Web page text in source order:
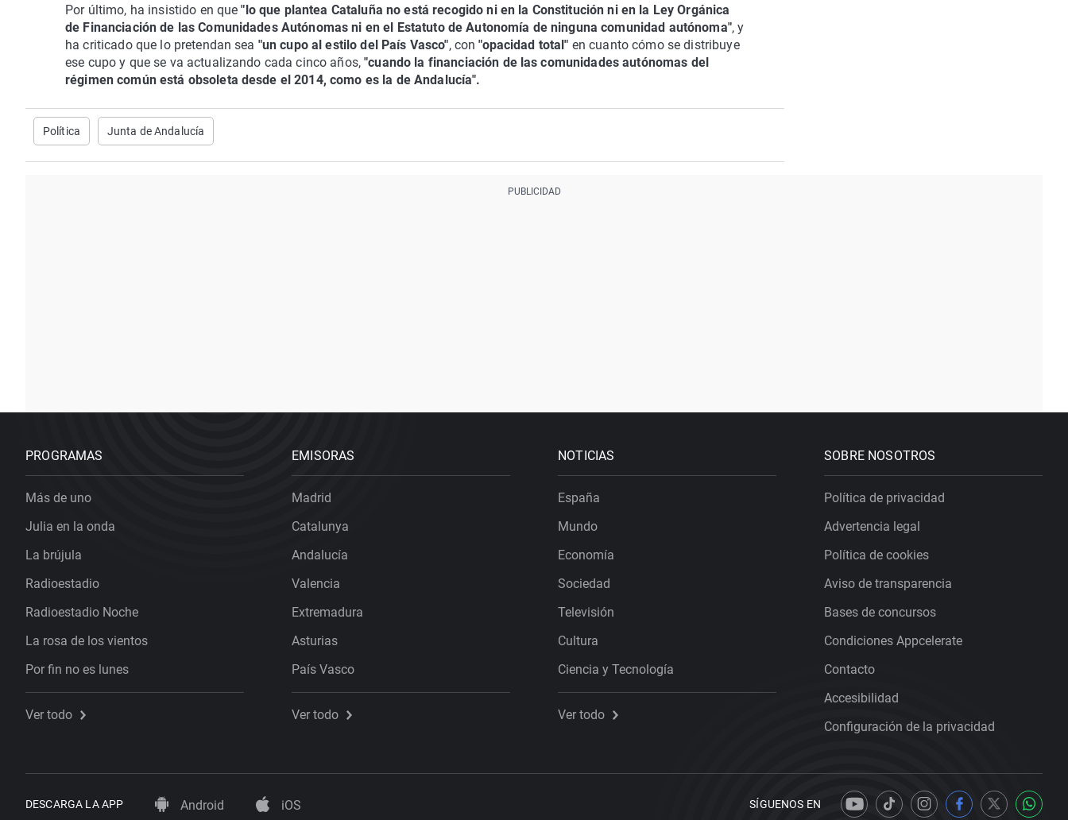
Por último, ha insistido en que"lo que plantea Cataluña no está recogido ni en la Constitución ni en la Ley Orgánica
de Financiación de las Comunidades Autónomas ni en el Estatuto de Autonomía de ninguna comunidad autónoma", y
ha criticado que lo pretendan sea "un cupo al estilo del País Vasco", con "opacidad total" en cuanto cómo se distribuye
ese cupo y que se va actualizando cada cinco años,"cuando la financiación de las comunidades autónomas del
régimen común está obsoleta desde el 2014, como es la de Andalucía".
Política Junta de Andalucía
PROGRAMAS
Más de uno
Julia en la onda
La brújula
Radioestadio
Radioestadio Noche
La rosa de los vientos
Por fin no es lunes
Ver todo
EMISORAS
Madrid
Catalunya
Andalucía
Valencia
Extremadura
Asturias
País Vasco
Ver todo
NOTICIAS
España
Mundo
Economía
Sociedad
Televisión
Cultura
Ciencia y Tecnología
Ver todo
SOBRE NOSOTROS
Política de privacidad
Advertencia legal
Política de cookies
Aviso de transparencia
Bases de concursos
Condiciones Appcelerate
Contacto
Accesibilidad
Configuración de la privacidad
DESCARGA LA APP Android iOS SÍGUENOS EN